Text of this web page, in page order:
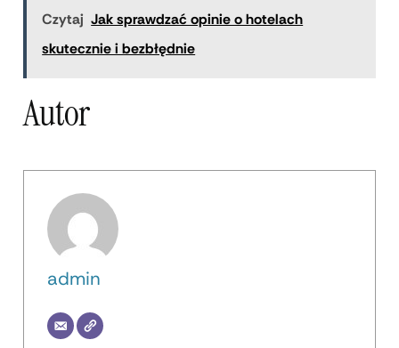
Czytaj Jak sprawdzać opinie o hotelach
skutecznie i bezbłędnie
Autor
admin